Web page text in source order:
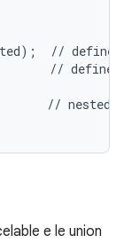
); // defined
// defined
// nested
e le union